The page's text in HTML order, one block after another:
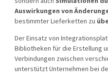
Auswirkungen von
bestimmter Lieferketten zu
Der Einsatz von
Bibliotheken für die Erstellung
Verbindungen zwischen
unterstützt Unternehmen bei